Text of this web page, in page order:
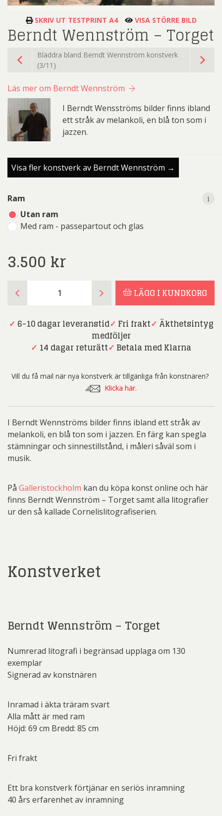
SKRIV UT TESTPRINT A4 VISA STÖRRE BILD
Berndt Wennström – Torget
Bläddra bland Berndt Wennström konstverk
(3/11)
Läs mer om Berndt Wennström
I Berndt Wensströms bilder finns ibland
ett stråk av melankoli, en blå ton som i
jazzen.
Visa fler konstverk av Berndt Wennström →
Ram
Utan ram
Med ram - passepartout och glas
i
3.500 kr
i
Wennström
Torget
LÄGG I KUNDKORG
✓ 6-10 dagar leveranstid✓ Fri frakt✓ Äkthetsintyg
medföljer
✓ 14 dagar returätt✓ Betala med Klarna
Vill du få mail när nya konstverk är tillgänliga från konstnären?
Klicka här.
I Berndt Wennströms bilder finns ibland ett stråk av
melankoli, en blå ton som i jazzen. En färg kan spegla
stämningar och sinnestillstånd, i måleri såväl som i
musik.
På Galleristockholm kan du köpa konst online och här
finns Berndt Wennström – Torget samt alla litografier
ur den så kallade Cornelislitografiserien.
Konstverket
Berndt Wennström – Torget
Numrerad litografi i begränsad upplaga om 130
exemplar
Signerad av konstnären
Inramad i äkta träram svart
Alla mått är med ram
Höjd: 69 cm Bredd: 85 cm
Fri frakt
Ett bra konstverk förtjänar en seriös inramning
40 års erfarenhet av inramning